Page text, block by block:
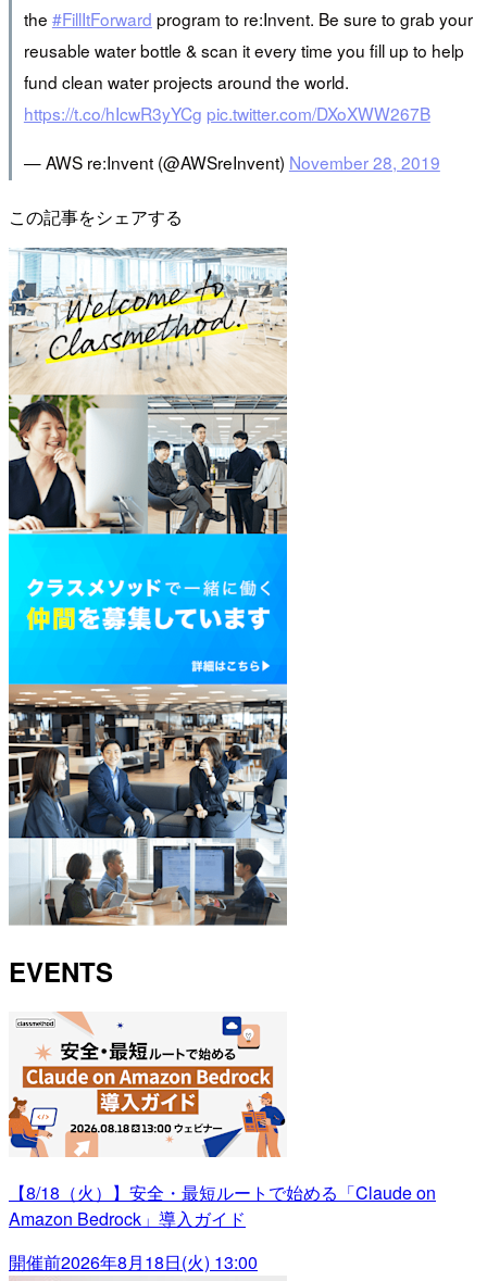
the #FillItForward program to re:Invent. Be sure to grab your
reusable water bottle & scan it every time you fill up to help
fund clean water projects around the world.
https://t.co/hIcwR3yYCg pic.twitter.com/DXoXWW267B
— AWS re:Invent (@AWSreInvent) November 28, 2019
この記事をシェアする
EVENTS
【8/18（火）】安全・最短ルートで始める「Claude on
Amazon Bedrock」導入ガイド
開催前2026年8月18日(火) 13:00